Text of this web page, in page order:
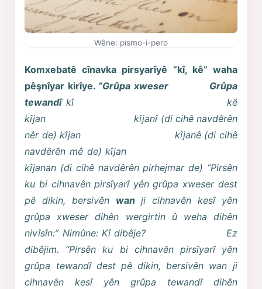
Wêne: pismo-i-pero
Komxebatê cînavka pirsyarîyê ”kî, kê” waha
pêşnîyar kirîye. ”Grûpa xweser Grûpa
tewandî kî kê
kîjan kîjanî (di cihê navdêrên
nêr de) kîjan kîjanê (di cihê
navdêrên mê de) kîjan
kîjanan (di cihê navdêrên pirhejmar de) “Pirsên
ku bi cihnavên pirsîyarî yên grûpa xweser dest
pê dikin, bersivên wanji cihnavên kesî yên
grûpa xweserdihên wergirtin û weha dihên
nivîsîn:” Nimûne: Kî dibêje? Ez
dibêjim.
“Pirsên ku bi cihnavên pirsîyarî yên
grûpa tewandî dest pê dikin, bersivên wan ji
cihnavên kesî yên grûpa tewandî dihên